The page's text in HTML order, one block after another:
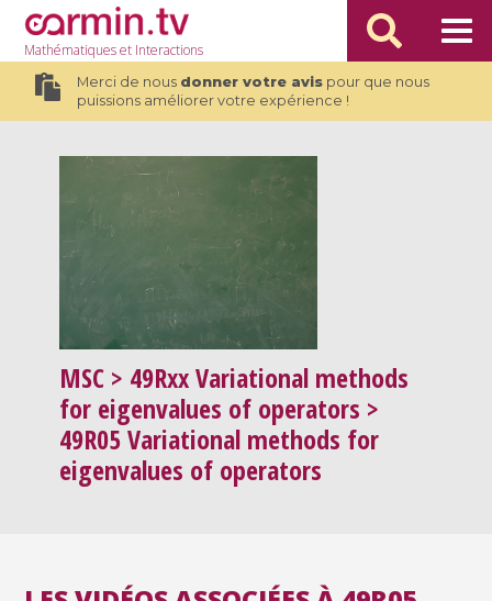
Mathématiqueset Interactions
Merci de nous donner votre avispour que nous
puissions améliorer votre expérience !
MSC > 49Rxx Variational methods
for eigenvalues of operators >
49R05 Variational methods for
eigenvalues of operators